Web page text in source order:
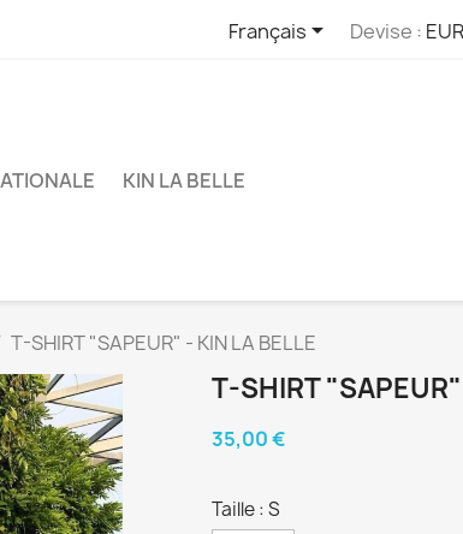
Français Devise :
KIN LA BELLE
T-SHIRT "SAPEUR" - KIN LA BELLE
T-SHIRT
35,00 €
Taille : S